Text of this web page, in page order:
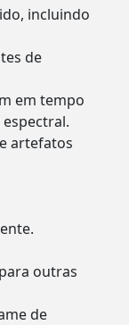
incluindo
de
em tempo
artefatos
outras
de